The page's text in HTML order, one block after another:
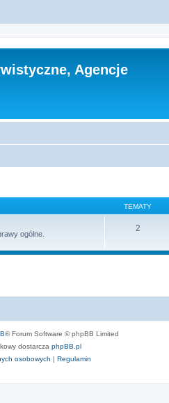
Agencje
TEMATY
ogólne.
2
® Forum Software © phpBB Limited
dostarcza phpBB.pl
osobowych | Regulamin